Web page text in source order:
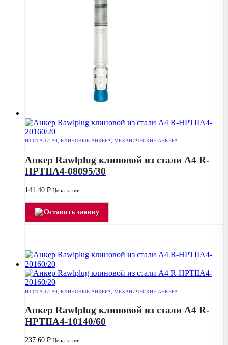
ИЗ СТАЛИ А4 КЛИНОВЫЕ АНКЕРА МЕХАНИЧЕСКИЕ АНКЕРА
Анкер Rawlplug клиновой из стали А4 R-
HPTIIA4-08095/30
141.40 ₽ Цена за шт.
Оставить заявку
ИЗ СТАЛИ А4 КЛИНОВЫЕ АНКЕРА МЕХАНИЧЕСКИЕ АНКЕРА
Анкер Rawlplug клиновой из стали А4 R-
HPTIIA4-10140/60
237.60 ₽ Цена за шт.